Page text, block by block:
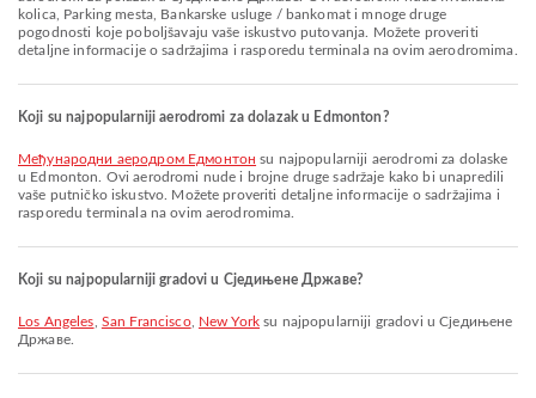
kolica, Parking mesta, Bankarske usluge / bankomat i mnoge druge
pogodnosti koje poboljšavaju vaše iskustvo putovanja. Možete proveriti
detaljne informacije o sadržajima i rasporedu terminala na ovim aerodromima.
Koji su najpopularniji aerodromi za dolazak u Edmonton?
Међународни аеродром Eдмонтон su najpopularniji aerodromi za dolaske
u Edmonton. Ovi aerodromi nude i brojne druge sadržaje kako bi unapredili
vaše putničko iskustvo. Možete proveriti detaljne informacije o sadržajima i
rasporedu terminala na ovim aerodromima.
Koji su najpopularniji gradovi u Сједињене Државе?
Los Angeles San Francisco, New York su najpopularniji gradovi u Сједињене
Државе.